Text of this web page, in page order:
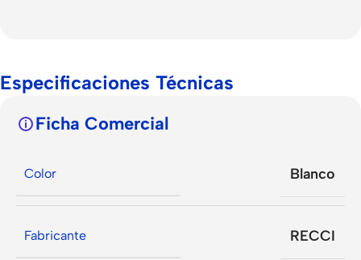
Especificaciones Técnicas
Ficha Comercial
Color Blanco
Fabricante RECCI